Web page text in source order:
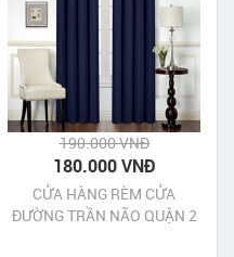
190.000 VNĐ
180.000 VNĐ
CỬA HÀNG RÈM CỬA
ĐƯỜNG TRẦN NÃO QUẬN 2